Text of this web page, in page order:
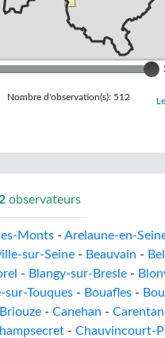
Nombre d'observation(s): 512
observateurs
Monts - Arelaune-en-
sur-Seine - Beauvain -
- Blangy-sur-Bresle -
sur-Touques - Bouafles -
Briouze - Canehan -
- Chauvincourt-